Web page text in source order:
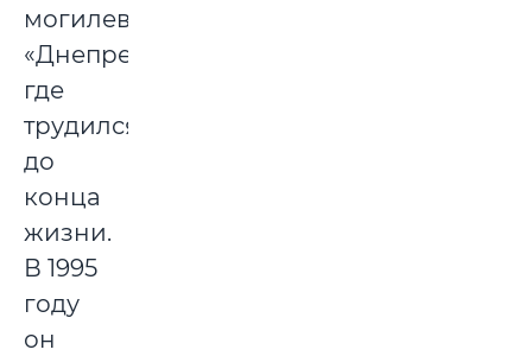
могилевском
«Днепре»,
где
трудился
до
конца
жизни.
В 1995
году
он